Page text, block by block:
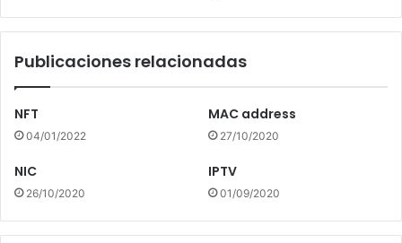
Publicaciones relacionadas
NFT
04/01/2022
MAC address
27/10/2020
NIC
26/10/2020
IPTV
01/09/2020